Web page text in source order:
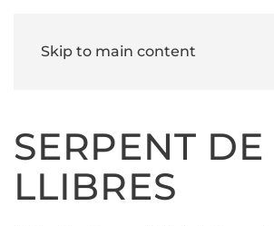
Skip to main content
SERPENT DE
LLIBRES